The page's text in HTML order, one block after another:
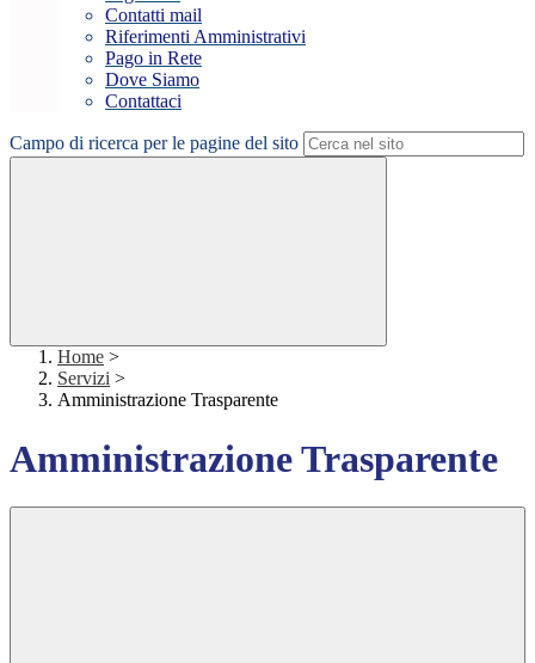
Contatti mail
Riferimenti Amministrativi
Pago in Rete
Dove Siamo
Contattaci
Campo di ricerca per le pagine del sito
Home >
Servizi >
Amministrazione Trasparente
Amministrazione Trasparente